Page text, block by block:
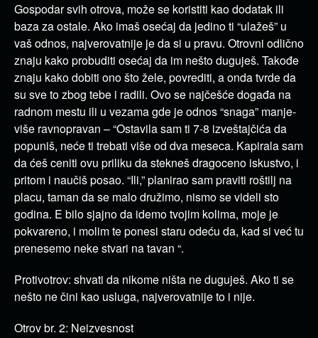
Gospodar svih otrova, može se koristiti kao dodatak ili
baza za ostale. Ako imaš osećaj da jedino ti “ulažeš” u
vaš odnos, najverovatnije je da si u pravu. Otrovni odlično
znaju kako probuditi osećaj da im nešto duguješ. Takođe
znaju kako dobiti ono što žele, povrediti, a onda tvrde da
su sve to zbog tebe i radili. Ovo se najčešće događa na
radnom mestu ili u vezama gde je odnos “snaga” manje-
više ravnopravan – “Ostavila sam ti 7-8 izveštajčića da
popuniš, neće ti trebati više od dva meseca. Kapirala sam
da ćeš ceniti ovu priliku da stekneš dragoceno iskustvo, i
pritom i naučiš posao. “Ili,” planirao sam praviti roštilj na
placu, taman da se malo družimo, nismo se videli sto
godina. E bilo sjajno da idemo tvojim kolima, moje je
pokvareno, i molim te ponesi staru odeću da, kad si već tu
prenesemo neke stvari na tavan “.
Protivotrov: shvati da nikome ništa ne duguješ. Ako ti se
nešto ne čini kao usluga, najverovatnije to i nije.
Otrov br. 2: Neizvesnost